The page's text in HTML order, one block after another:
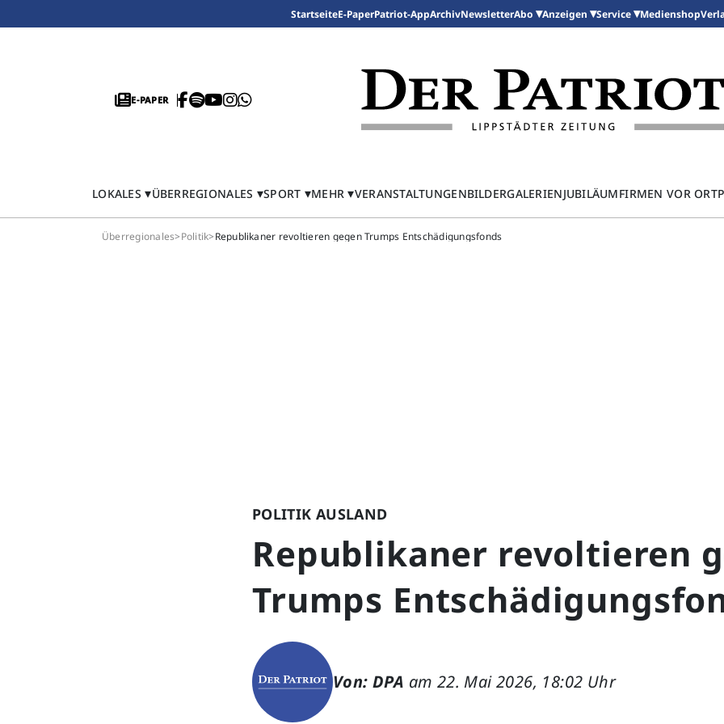
StartseiteE-PaperPatriot-AppArchivNewsletterAbo Anzeigen Service Medienshop
E-PAPER
LOKALES ÜBERREGIONALES SPORT MEHR VERANSTALTUNGENBILDERGALERIENJUBILÄUMFIRMEN VOR ORT
Überregionales>Politik>Republikaner revoltieren gegen Trumps Entschädigungsfonds
POLITIK AUSLAND
Republikaner revoltieren
Trumps
Von: DPA am 22. Mai 2026, 18:02 Uhr